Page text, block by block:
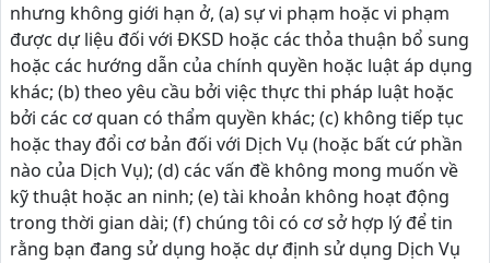
nhưng không giới hạn ở, (a) sự vi phạm hoặc vi phạm
được dự liệu đối với ĐKSD hoặc các thỏa thuận bổ sung
hoặc các hướng dẫn của chính quyền hoặc luật áp dụng
khác; (b) theo yêu cầu bởi việc thực thi pháp luật hoặc
bởi các cơ quan có thẩm quyền khác; (c) không tiếp tục
hoặc thay đổi cơ bản đối với Dịch Vụ (hoặc bất cứ phần
nào của Dịch Vụ); (d) các vấn đề không mong muốn về
kỹ thuật hoặc an ninh; (e) tài khoản không hoạt động
trong thời gian dài; (f) chúng tôi có cơ sở hợp lý để tin
rằng bạn đang sử dụng hoặc dự định sử dụng Dịch Vụ